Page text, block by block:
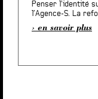
Penser l’identité
l’Agence-S. La
en savoir plus